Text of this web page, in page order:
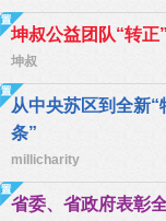
坤叔公益团队“转正
坤叔
从中央苏区到全新
条”
millicharity
省委、省政府表彰